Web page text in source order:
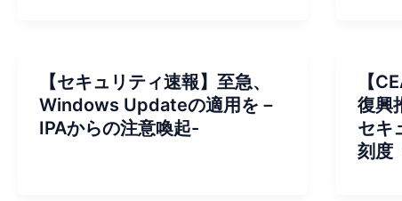
【セキュリティ速報】至急、
Windows Updateの適用を－
IPAからの注意喚起-
【
復興
セキ
刻度